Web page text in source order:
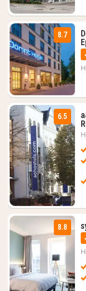
8.7
6.5
8.8